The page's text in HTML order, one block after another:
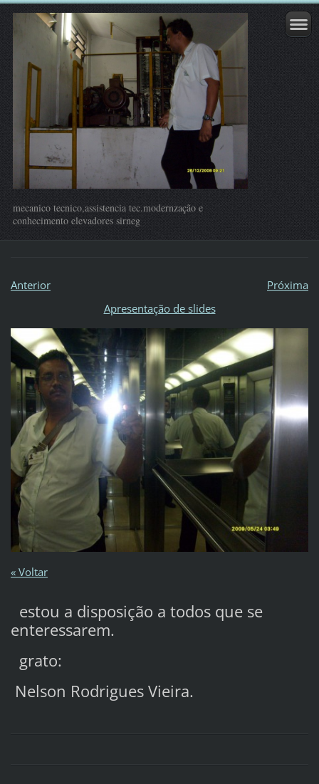
mecanico tecnico,assistencia tec.modernzação e
conhecimento elevadores sirneg
Anterior
Próxima
Apresentação de slides
« Voltar
estou a disposição a todos que se
enteressarem.
grato:
Nelson Rodrigues Vieira.